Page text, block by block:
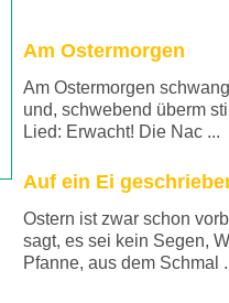
Am Ostermorgen
Am Ostermorgen
und, schwebend überm
Lied: Erwacht! Die Nac ...
Auf ein Ei
Ostern ist zwar schon
sagt, es sei kein Segen,
Pfanne, aus dem Schmal